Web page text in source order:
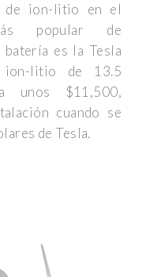
de ion-litio en el
popular de
batería es la Tesla
ion-litio de 13.5
unos $11,500,
cuando se
de Tesla.